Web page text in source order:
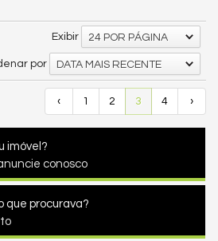
Exibir 24 POR PÁGINA
por DATA MAIS RECENTE
‹ 1 2 3 4 ›
imóvel?
conosco
que procurava?